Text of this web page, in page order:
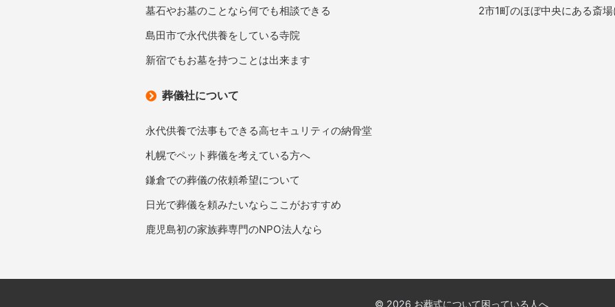
墓石やお墓のことなら何でも相談できる
島田市で永代供養をしている寺院
新宿でもお墓を持つことは出来ます
2市1町のほぼ中央にある斎
葬儀社について
永代供養で法事もできる高セキュリティの納骨堂
札幌でペット葬儀を考えている方へ
鎌倉での葬儀の依頼希望について
日光で葬儀を頼みたいならここがおすすめ
鹿児島初の家族葬専門のNPO法人なら
© 2026 お葬式について困っている人へ